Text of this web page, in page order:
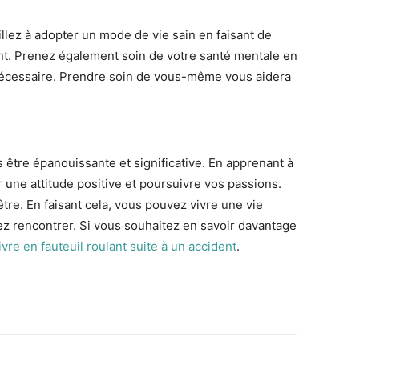
à adopter un mode de vie sain en faisant de
Prenez également soin de votre santé mentale en
Prendre soin de vous-même vous aidera
épanouissante et significative. En apprenant à
une attitude positive et poursuivre vos passions.
En faisant cela, vous pouvez vivre une vie
rencontrer. Si vous souhaitez en savoir davantage
en fauteuil roulant suite à un accident.